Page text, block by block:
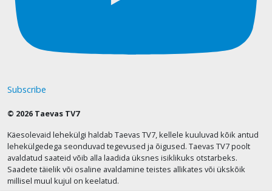
Subscribe
© 2026 Taevas TV7
Käesolevaid lehekülgi haldab Taevas TV7, kellele kuuluvad kõik antud
lehekülgedega seonduvad tegevused ja õigused. Taevas TV7 poolt
avaldatud saateid võib alla laadida üksnes isiklikuks otstarbeks.
Saadete täielik või osaline avaldamine teistes allikates või ükskõik
millisel muul kujul on keelatud.